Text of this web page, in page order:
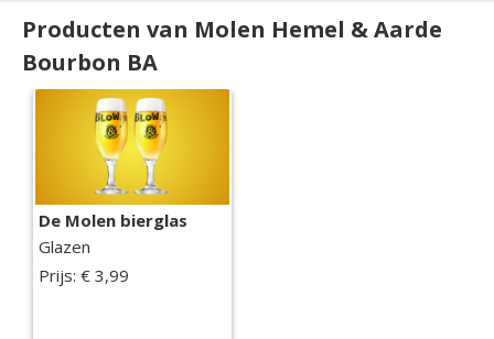
Producten van Molen Hemel & Aarde
Bourbon BA
De Molen bierglas
Glazen
Prijs: € 3,99